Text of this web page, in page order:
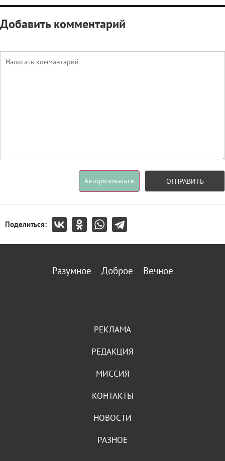
Добавить комментарий
Авторизоваться ОТПРАВИТЬ
Поделиться:
Разумное Доброе Вечное
РЕКЛАМА
РЕДАКЦИЯ
МИССИЯ
КОНТАКТЫ
НОВОСТИ
РАЗНОЕ